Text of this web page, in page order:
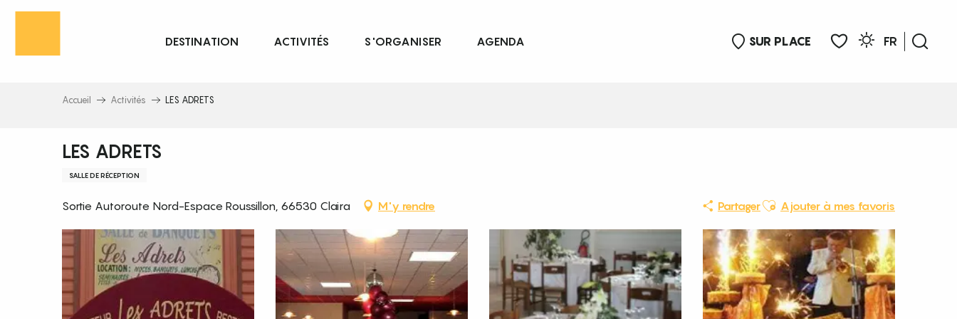
Aller
principal
SUR PLACE
FR
DESTINATION ACTIVITÉS S'ORGANISER AGENDA
Accueil Activités LES ADRETS
LES ADRETS
SALLE DE RÉCEPTION
Sortie Autoroute Nord-Espace Roussillon, 66530 Claira M'y rendre PartagerAjouter aux favoris
Ajouter à mes favoris